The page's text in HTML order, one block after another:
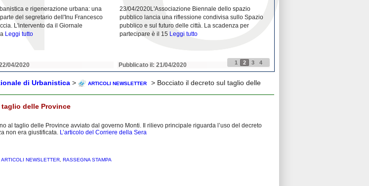
e rigenerazione urbana: una
del segretario dell'Inu Francesco
L'intervento da il Giornale
Leggi tutto
04/2020
23/04/2020L'Associazione Biennale dello spazio
pubblico lancia una riflessione condivisa sullo Spazio
pubblico e sul futuro delle città. La scadenza per
partecipare è il 15 Leggi tutto
Pubblicato il: 21/04/2020 1 2 3 4
di Urbanistica > ARTICOLI NEWSLETTER
> Bocciato il decreto sul taglio delle
delle Province
al taglio delle Province avviato dal governo Monti. Il rilievo principale riguarda l’uso del decreto
non era giustificata. L’articolo del Corriere della Sera
ARTICOLI NEWSLETTER RASSEGNA STAMPA